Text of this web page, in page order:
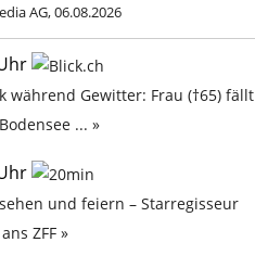
AG, 06.08.2026
während Gewitter: Frau (†65) fällt
... »
und feiern – Starregisseur
ZFF »